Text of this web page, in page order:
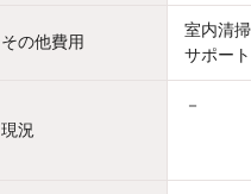
その他費用
室内清
サポー
現況
－